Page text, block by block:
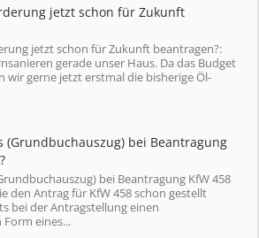
jetzt schon für Zukunft
jetzt schon für Zukunft beantragen?:
gerade unser Haus. Da das Budget
wir gerne jetzt erstmal die bisherige Öl-
(Grundbuchauszug) bei Beantragung
bei Beantragung KfW 458
den Antrag für KfW 458 schon gestellt
bei der Antragstellung einen
eines...